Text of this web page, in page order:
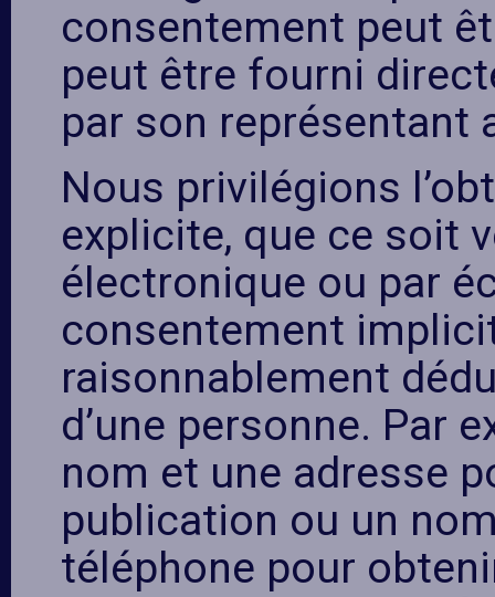
consentement peut
peut être fourni
par son représentant
Nous privilégions
explicite, que ce soit
électronique ou par
consentement
raisonnablement
d’une personne. Par
nom et une adresse
publication ou un
téléphone pour